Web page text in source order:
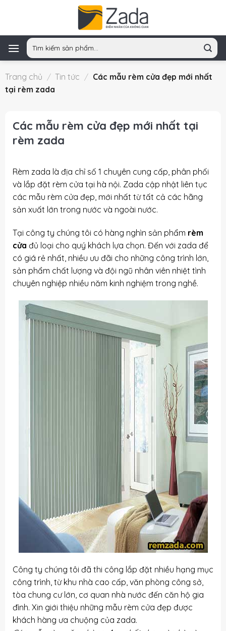
Tìm
kiếm:
Trang chủ / Tin tức / Các mẫu rèm cửa đẹp mới nhất
tại rèm zada
Các mẫu rèm cửa đẹp mới nhất tại
rèm zada
Rèm zada là địa chỉ số 1 chuyên cung cấp, phân phối
và lắp đặt rèm cửa tại hà nội. Zada cập nhật liên tục
các mẫu rèm cửa đẹp, mới nhất từ tất cả các hãng
sản xuất lớn trong nước và ngoài nước.
Tại công ty chúng tôi có hàng nghìn sản phẩm rèm
cửa đủ loại cho quý khách lựa chọn. Đến với zada để
có giá rẻ nhất, nhiều ưu đãi cho những công trình lớn,
sản phẩm chất lượng và đội ngũ nhân viên nhiệt tình
chuyên nghiệp nhiều năm kinh nghiệm trong nghề.
Công ty chúng tôi đã thi công lắp đặt nhiều hạng mục
công trình, từ khu nhà cao cấp, văn phòng công sở,
tòa chung cư lớn, cơ quan nhà nước đến căn hộ gia
đình. Xin giới thiệu những mẫu rèm cửa đẹp được
khách hàng ưa chuộng của zada.